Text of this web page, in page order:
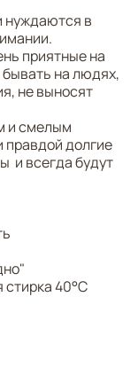
и уверенной.
воплощают
змея, эгида с
чар. Облик
акцентами и
модерна делает
с которым
умы и сердца
Валерия
нуждаются в
приятные на
на людях,
не выносят
и смелым
правдой долгие
и всегда будут
40°C